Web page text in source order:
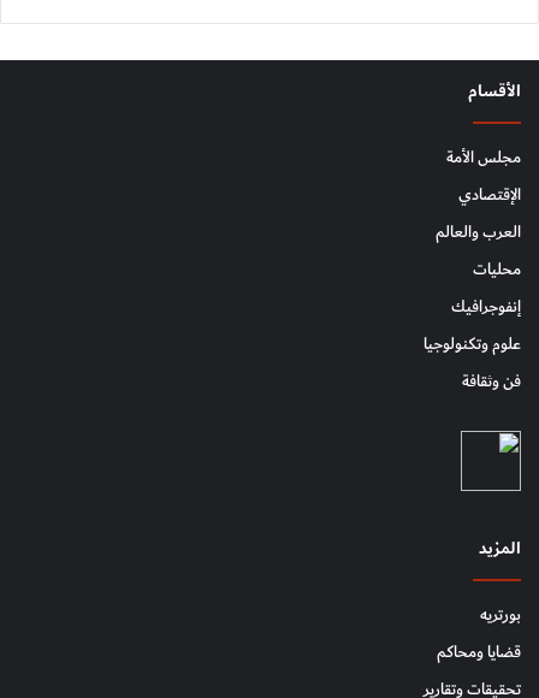
الأقسام
مجلس الأمة
الإقتصادي
العرب والعالم
محليات
إنفوجرافيك
علوم وتكنولوجيا
فن وثقافة
المزيد
بورتريه
قضايا ومحاكم
تحقيقات وتقارير